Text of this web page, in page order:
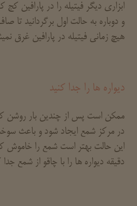
ابزاری دیگر فیتیله را در پارافین
و دوباره به حالت اول برگردانید تا
هیچ زمانی فیتیله در پارافین غرق
دیواره ها را جدا کنید
ممکن است پس از چندین بار روشن
در مرکز شمع ایجاد شود و باعث
این حالت بهتر است شمع را خاموش
دقیقه دیواره ها را با چاقو از شمع جدا